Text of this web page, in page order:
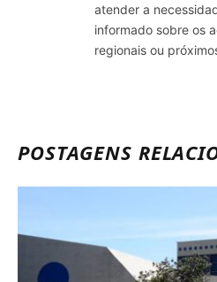
atender a
informado sobre os
regionais ou
POSTAGENS